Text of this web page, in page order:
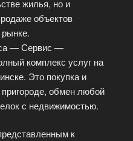
жилья, но и
объектов
— Сервис —
комплекс услуг на
Это покупка и
обмен любой
с недвижимостью.
к